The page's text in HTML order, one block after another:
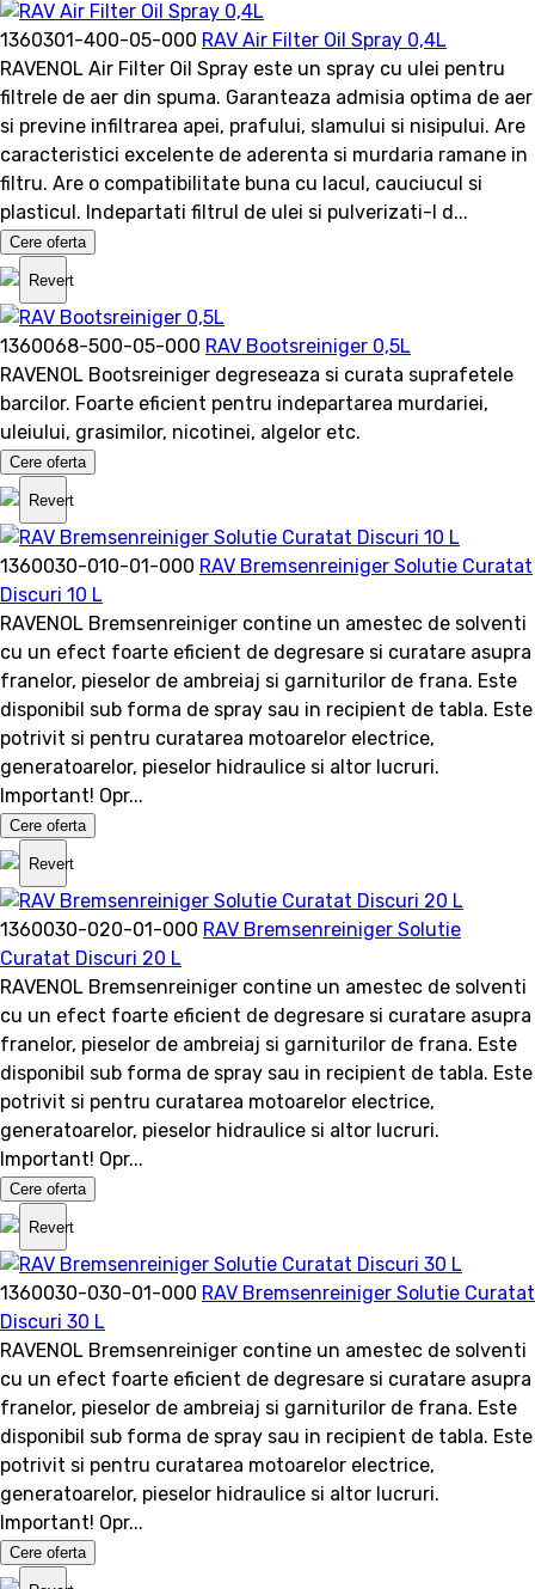
1360301-400-05-000 RAV Air Filter Oil Spray 0,4L
RAVENOL Air Filter Oil Spray este un spray cu ulei pentru
filtrele de aer din spuma. Garanteaza admisia optima de aer
si previne infiltrarea apei, prafului, slamului si nisipului. Are
caracteristici excelente de aderenta si murdaria ramane in
filtru. Are o compatibilitate buna cu lacul, cauciucul si
plasticul. Indepartati filtrul de ulei si pulverizati-l d...
Cere oferta
Revert
1360068-500-05-000 RAV Bootsreiniger 0,5L
RAVENOL Bootsreiniger degreseaza si curata suprafetele
barcilor. Foarte eficient pentru indepartarea murdariei,
uleiului, grasimilor, nicotinei, algelor etc.
Cere oferta
Revert
1360030-010-01-000 RAV Bremsenreiniger Solutie Curatat
Discuri 10 L
RAVENOL Bremsenreiniger contine un amestec de solventi
cu un efect foarte eficient de degresare si curatare asupra
franelor, pieselor de ambreiaj si garniturilor de frana. Este
disponibil sub forma de spray sau in recipient de tabla. Este
potrivit si pentru curatarea motoarelor electrice,
generatoarelor, pieselor hidraulice si altor lucruri.
Important! Opr...
Cere oferta
Revert
1360030-020-01-000 RAV Bremsenreiniger Solutie
Curatat Discuri 20 L
RAVENOL Bremsenreiniger contine un amestec de solventi
cu un efect foarte eficient de degresare si curatare asupra
franelor, pieselor de ambreiaj si garniturilor de frana. Este
disponibil sub forma de spray sau in recipient de tabla. Este
potrivit si pentru curatarea motoarelor electrice,
generatoarelor, pieselor hidraulice si altor lucruri.
Important! Opr...
Cere oferta
Revert
1360030-030-01-000 RAV Bremsenreiniger Solutie Curatat
Discuri 30 L
RAVENOL Bremsenreiniger contine un amestec de solventi
cu un efect foarte eficient de degresare si curatare asupra
franelor, pieselor de ambreiaj si garniturilor de frana. Este
disponibil sub forma de spray sau in recipient de tabla. Este
potrivit si pentru curatarea motoarelor electrice,
generatoarelor, pieselor hidraulice si altor lucruri.
Important! Opr...
Cere oferta